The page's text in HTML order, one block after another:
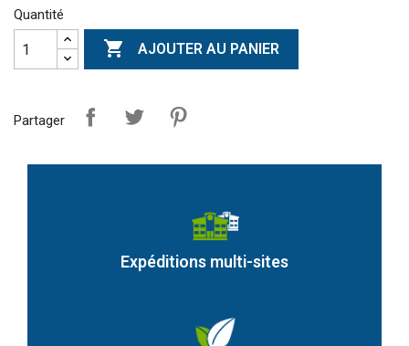
Quantité
 AJOUTER AU PANIER
Partager
Expéditions multi-sites